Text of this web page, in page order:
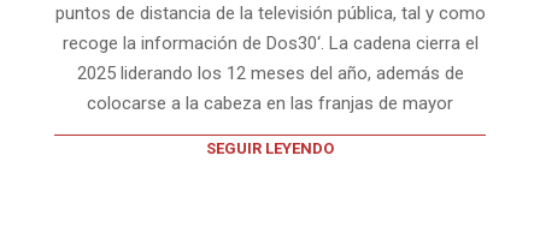
puntos de distancia de la televisión pública, tal y como
recoge la información de Dos30‘. La cadena cierra el
2025 liderando los 12 meses del año, además de
colocarse a la cabeza en las franjas de mayor
SEGUIR LEYENDO